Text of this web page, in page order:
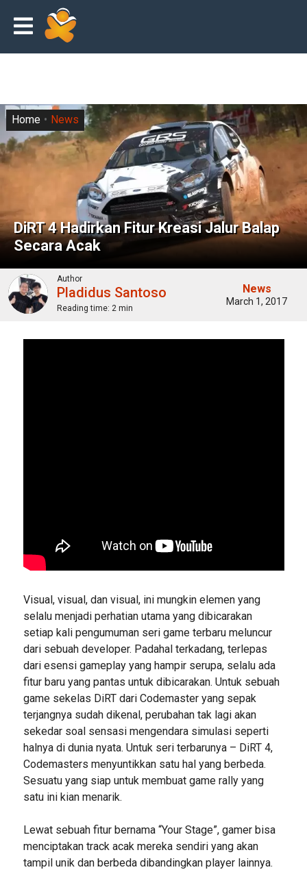
DiRT 4 Hadirkan Fitur Kreasi Jalur Balap
Secara Acak
Home News
Author
Pladidus Santoso
Reading time: 2 min
News
March 1, 2017
Visual, visual, dan visual, ini mungkin elemen yang
selalu menjadi perhatian utama yang dibicarakan
setiap kali pengumuman seri game terbaru meluncur
dari sebuah developer. Padahal terkadang, terlepas
dari esensi gameplay yang hampir serupa, selalu ada
fitur baru yang pantas untuk dibicarakan. Untuk sebuah
game sekelas DiRT dari Codemaster yang sepak
terjangnya sudah dikenal, perubahan tak lagi akan
sekedar soal sensasi mengendara simulasi seperti
halnya di dunia nyata. Untuk seri terbarunya – DiRT 4,
Codemasters menyuntikkan satu hal yang berbeda.
Sesuatu yang siap untuk membuat game rally yang
satu ini kian menarik.
Lewat sebuah fitur bernama “Your Stage”, gamer bisa
menciptakan track acak mereka sendiri yang akan
tampil unik dan berbeda dibandingkan player lainnya.